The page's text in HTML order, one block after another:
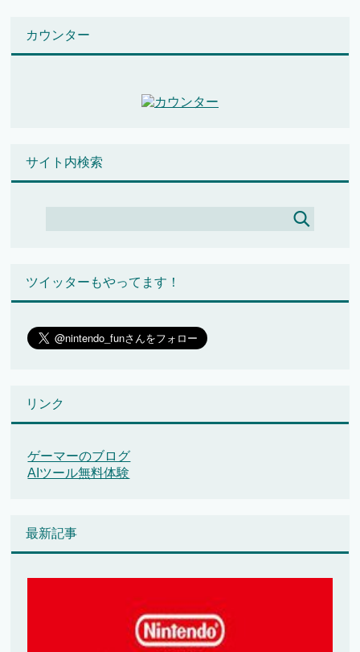
カウンター
サイト内検索
ツイッターもやってます！
リンク
ゲーマーのブログ
AIツール無料体験
最新記事